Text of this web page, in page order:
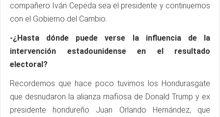
compañero Iván Cepeda sea el presidente y continuemos
con el Gobierno del Cambio.
-¿Hasta dónde puede verse la influencia de la
intervención estadounidense en el resultado
electoral?
Recordemos que hace poco tuvimos los Hondurasgate
que desnudaron la alianza mafiosa de Donald Trump y ex
presidente hondureño Juan Orlando Hernández, que